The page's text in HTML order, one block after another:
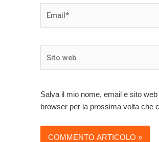
Salva il mio nome, email e sito
browser per la prossima volta che